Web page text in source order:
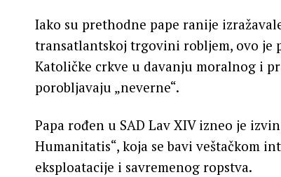
Iako su prethodne pape ranije
transatlantskoj trgovini robljem, ovo je
Katoličke crkve u davanju moralnog i
porobljavaju „neverne“.
Papa rođen u SAD Lav XIV izneo je
Humanitatis“, koja se bavi veštačkom
eksploatacije i savremenog ropstva.